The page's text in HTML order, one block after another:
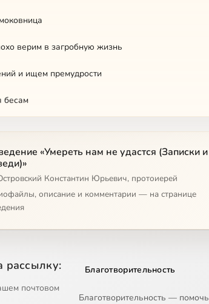
верим в загробную жизнь
и ищем премудрости
бесам
в помощи
на мытарствах
нет
Суде
в простоте
«Умереть нам не удастся (Записки и
Константин Юрьевич, протоиерей
описание и комментарии — на странице
рассылку:
почтовом
Благотворительность
Благотворительность — помочь